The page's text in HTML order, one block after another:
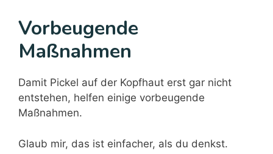
Vorbeugende
Maßnahmen
Damit Pickel auf der Kopfhaut erst gar nicht
entstehen, helfen einige vorbeugende
Maßnahmen.
Glaub mir, das ist einfacher, als du denkst.